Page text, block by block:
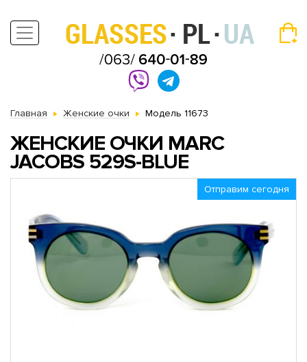
Главная Женские очки Модель 11673
ЖЕНСКИЕ ОЧКИ MARC
JACOBS 529S-BLUE
Отправим сегодня